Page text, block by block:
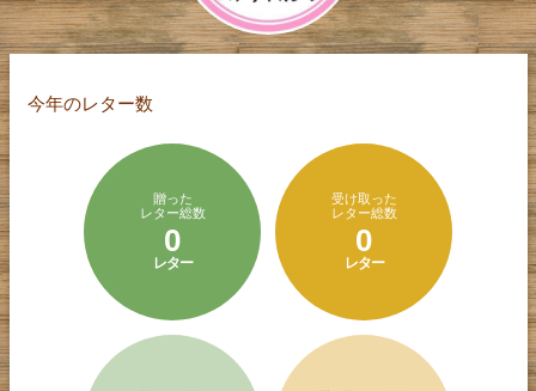
今年のレター数
贈った
レター総数
0
レター
受け取った
レター総数
0
レター